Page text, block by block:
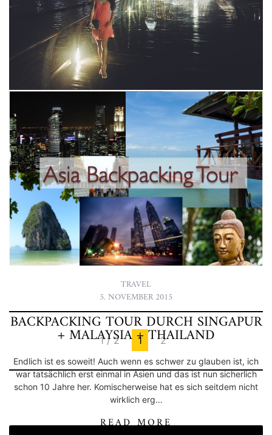
TRAVEL
8. NOVEMBER 2015
SINGAPUR – STADT DER LÖWEN
Endlich war es soweit: zum ersten Mal nach vielen Jahren bin
ich in Asien. Ein komisches Gefühl hatte ich, nicht so viele
Erwartungen aber dafür eine umso größere Vorfreude. Mein
erster Stopp sollte S…
READ MORE
TRAVEL
5. NOVEMBER 2015
BACKPACKING TOUR DURCH SINGAPUR
+ MALAYSIA + THAILAND
Endlich ist es soweit! Auch wenn es schwer zu glauben ist, ich
war tatsächlich erst einmal in Asien und das ist nun sicherlich
schon 10 Jahre her. Komischerweise hat es sich seitdem nicht
wirklich erg…
READ MORE
1 / 2 1 2